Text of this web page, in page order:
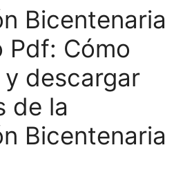
Bicentenaria
Pdf: Cómo
descargar
de la
Bicentenaria